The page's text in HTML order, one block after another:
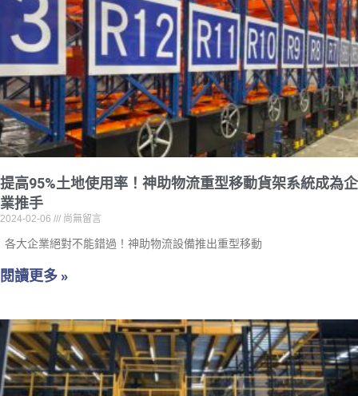
提高95%土地使用率！神助物流重型移動貨架系統成為企
業推手
2024-02-06 尚無留言
各大企業絕對不能錯過！神助物流設備推出重型移動
閱讀更多 »